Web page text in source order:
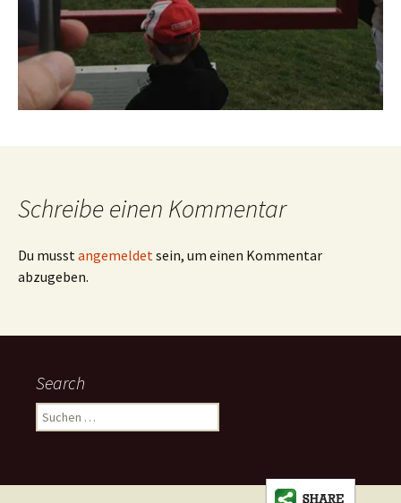
Schreibe einen Kommentar
Du musst angemeldet sein, um einen Kommentar
abzugeben.
Search
Suchen
nach: